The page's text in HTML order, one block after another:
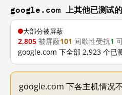
google.com 上其他已测试
大部分被屏蔽
2,805 被屏蔽101 间歇性受扰1
google.com 下全部 2,923 个已
google.com 下各主机情况